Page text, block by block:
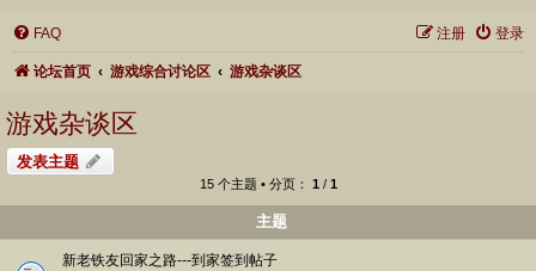
FAQ 登录
注册
论坛首页 游戏综合讨论区 游戏杂谈区
游戏杂谈区
发表主题
15 个主题 • 分页： 1 / 1
主题
新老铁友回家之路---到家签到帖子